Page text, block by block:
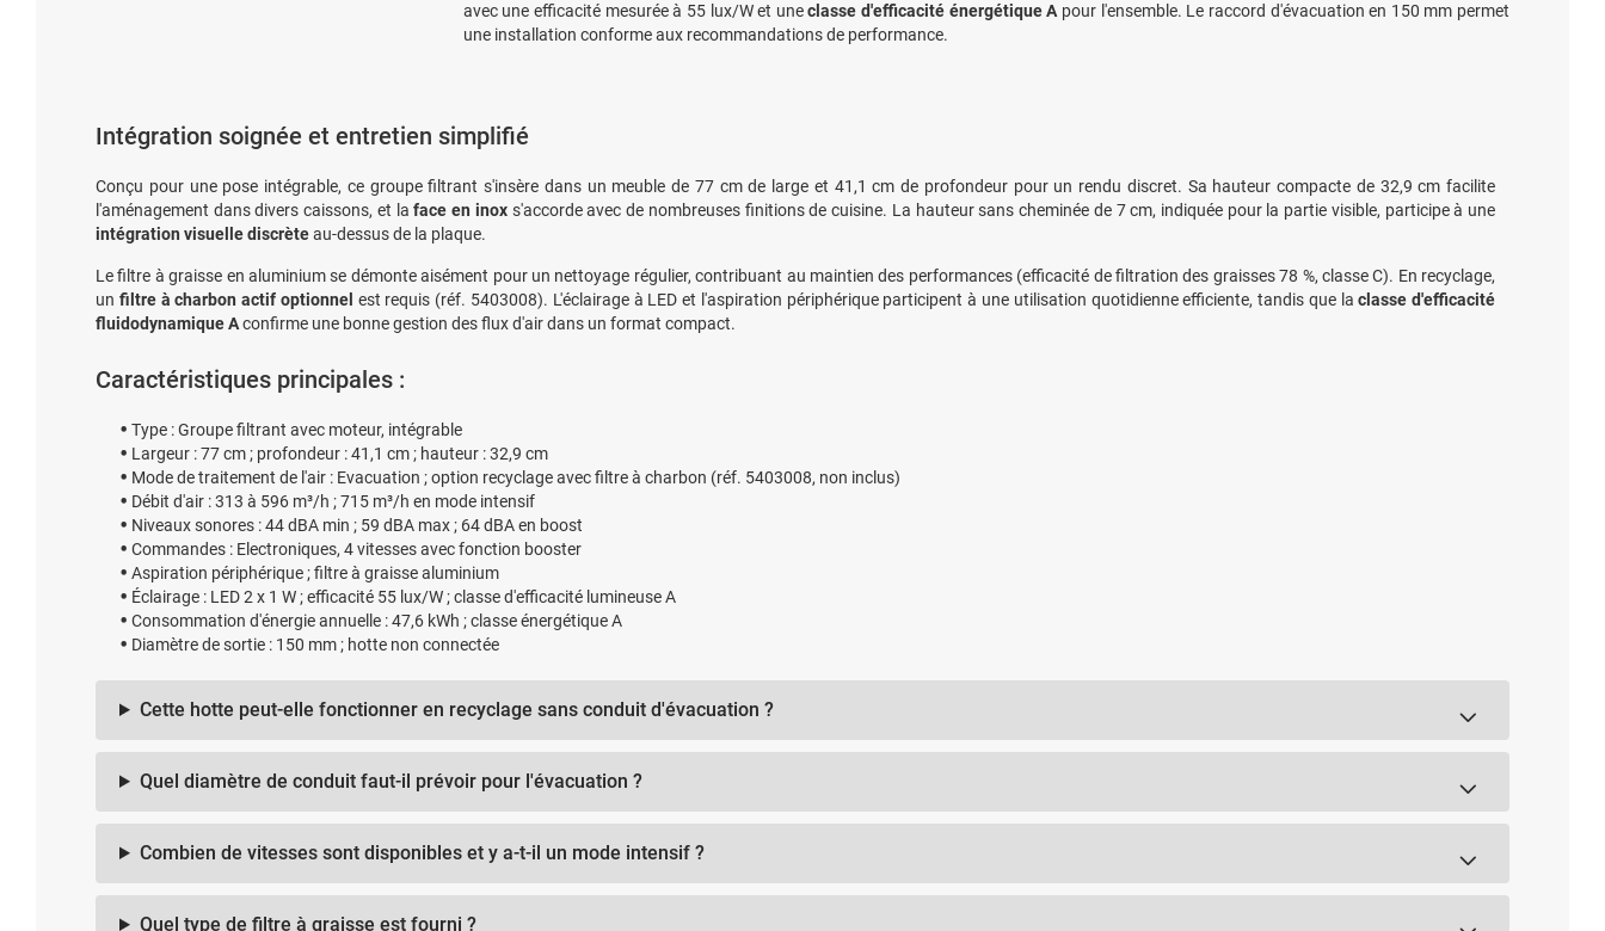
avec une efficacité mesurée à 55 lux/W et uneclasse d'efficacité énergétique A pour l'ensemble. Le raccord d'évacuation en 150 mm permet
une installation conforme aux recommandations de performance.
Intégration soignée et entretien simplifié
Conçu pour une pose intégrable, ce groupe filtrant s'insère dans un meuble de 77 cm de large et 41,1 cm de profondeur pour un rendu discret. Sa hauteur compacte de 32,9 cm facilite
l'aménagement dans divers caissons, et laface en inoxs'accorde avec de nombreuses finitions de cuisine. La hauteur sans cheminée de 7 cm, indiquée pour la partie visible, participe à une
intégration visuelle discrèteau-dessus de la plaque.
Le filtre à graisse en aluminium se démonte aisément pour un nettoyage régulier, contribuant au maintien des performances (efficacité de filtration des graisses 78 %, classe C). En recyclage,
un filtre à charbon actif optionnel est requis (réf. 5403008). L'éclairage à LED et l'aspiration périphérique participent à une utilisation quotidienne efficiente, tandis que laclasse d'efficacité
fluidodynamique Aconfirme une bonne gestion des flux d'air dans un format compact.
Caractéristiques principales :
Type : Groupe filtrant avec moteur, intégrable
Largeur : 77 cm ; profondeur : 41,1 cm ; hauteur : 32,9 cm
Mode de traitement de l'air : Evacuation ; option recyclage avec filtre à charbon (réf. 5403008, non inclus)
Débit d'air : 313 à 596 m³/h ; 715 m³/h en mode intensif
Niveaux sonores : 44 dBA min ; 59 dBA max ; 64 dBA en boost
Commandes : Electroniques, 4 vitesses avec fonction booster
Aspiration périphérique ; filtre à graisse aluminium
Éclairage : LED 2 x 1 W ; efficacité 55 lux/W ; classe d'efficacité lumineuse A
Consommation d'énergie annuelle : 47,6 kWh ; classe énergétique A
Diamètre de sortie : 150 mm ; hotte non connectée
Cette hotte peut-elle fonctionner en recyclage sans conduit d'évacuation ?
Quel diamètre de conduit faut-il prévoir pour l'évacuation ?
Combien de vitesses sont disponibles et y a-t-il un mode intensif ?
Quel type de filtre à graisse est fourni ?